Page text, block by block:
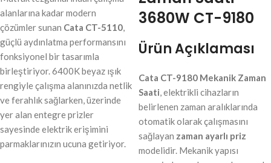
alanlarına kadar modern
çözümler sunan Cata CT-5110,
güçlü aydınlatma performansını
fonksiyonel bir tasarımla
birleştiriyor. 6400K beyaz ışık
rengiyle çalışma alanınızda netlik
ve ferahlık sağlarken, üzerinde
yer alan entegre prizler
sayesinde elektrik erişimini
parmaklarınızın ucuna getiriyor.
3680W CT-9180
Ürün Açıklaması
Cata CT-9180 Mekanik Zaman
Saati, elektrikli cihazların
belirlenen zaman aralıklarında
otomatik olarak çalışmasını
sağlayan zaman ayarlı priz
modelidir. Mekanik yapısı